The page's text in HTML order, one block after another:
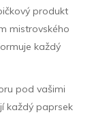
produkt
mistrovského
každý
pod vašimi
každý paprsek